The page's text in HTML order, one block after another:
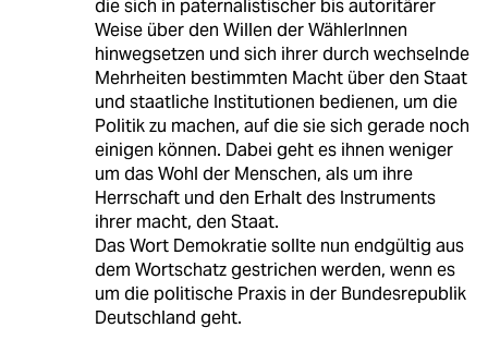
die sich in paternalistischer bis autoritärer
Weise über den Willen der WählerInnen
hinwegsetzen und sich ihrer durch wechselnde
Mehrheiten bestimmten Macht über den Staat
und staatliche Institutionen bedienen, um die
Politik zu machen, auf die sie sich gerade noch
einigen können. Dabei geht es ihnen weniger
um das Wohl der Menschen, als um ihre
Herrschaft und den Erhalt des Instruments
ihrer macht, den Staat.
Das Wort Demokratie sollte nun endgültig aus
dem Wortschatz gestrichen werden, wenn es
um die politische Praxis in der Bundesrepublik
Deutschland geht.